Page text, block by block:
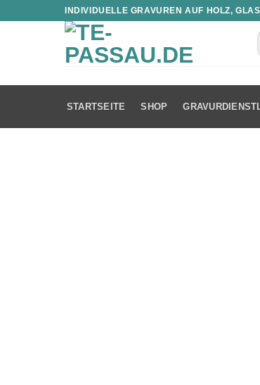
INDIVIDUELLE GRAVUREN AUF HOLZ,
STARTSEITE SHOP